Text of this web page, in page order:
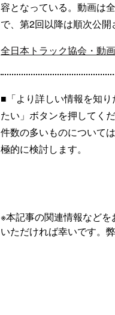
容となっている。動画は
で、第2回以降は順次公開
全日本トラック協会・動
■「より詳しい情報を知
たい」ボタンを押してく
件数の多いものについて
極的に検討します。
※本記事の関連情報など
いただければ幸いです。